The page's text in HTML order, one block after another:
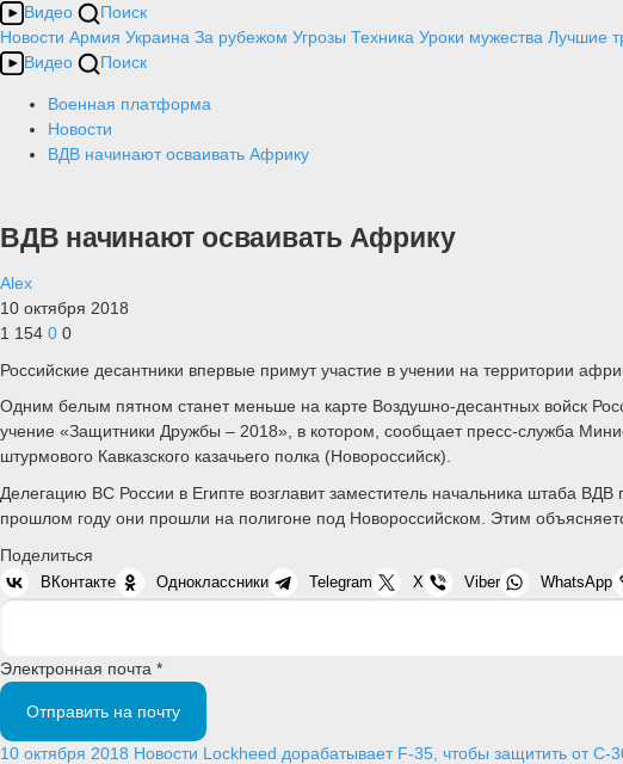
Видео
Поиск
Новости Армия Украина За рубежом Угрозы Техника Уроки мужества Лучшие
Видео
Поиск
Военная платформа
Новости
ВДВ начинают осваивать Африку
ВДВ начинают осваивать Африку
Alex
10 октября 2018
1 154 0 0
Российские десантники впервые примут участие в учении на территории
Одним белым пятном станет меньше на карте Воздушно-десантных войск
учение «Защитники Дружбы – 2018», в котором, сообщает пресс-служба
штурмового Кавказского казачьего полка (Новороссийск).
Делегацию ВС России в Египте возглавит заместитель начальника штаба
прошлом году они прошли на полигоне под Новороссийском. Этим
Поделиться
ВКонтакте Одноклассники Telegram X Viber WhatsApp
Электронная почта *
Отправить на почту
10 октября 2018 Новости Lockheed дорабатывает F-35, чтобы защитить от С-